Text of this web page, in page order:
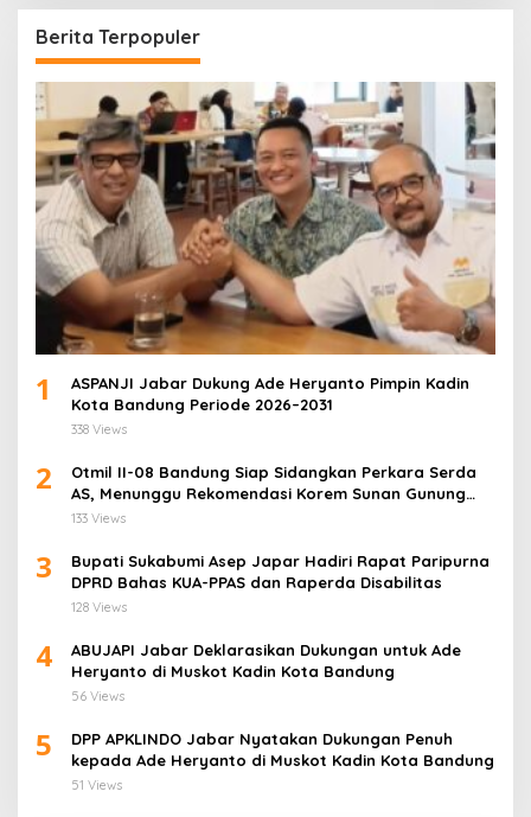
Berita Terpopuler
1
ASPANJI Jabar Dukung Ade Heryanto Pimpin Kadin
Kota Bandung Periode 2026–2031
338 Views
2
Otmil II-08 Bandung Siap Sidangkan Perkara Serda
AS, Menunggu Rekomendasi Korem Sunan Gunung
Jati Cirebon
133 Views
3
Bupati Sukabumi Asep Japar Hadiri Rapat Paripurna
DPRD Bahas KUA-PPAS dan Raperda Disabilitas
128 Views
4
ABUJAPI Jabar Deklarasikan Dukungan untuk Ade
Heryanto di Muskot Kadin Kota Bandung
56 Views
5
DPP APKLINDO Jabar Nyatakan Dukungan Penuh
kepada Ade Heryanto di Muskot Kadin Kota Bandung
51 Views